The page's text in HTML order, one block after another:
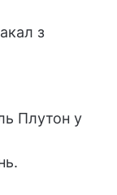
з
Плутон у